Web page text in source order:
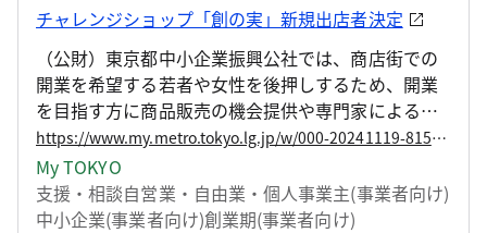
チャレンジショップ「創の実」新規出店者決定
（公財）東京都中小企業振興公社では、商店街での
開業を希望する若者や女性を後押しするため、開業
を目指す方に商品販売の機会提供や専門家による店
舗運営アドバイスを行う東京都チャレンジショップ
「創の実」を運営しています。
https://www.my.metro.tokyo.lg.jp/w/000-20241119-81521169
My TOKYO
支援・相談自営業・自由業・個人事業主(事業者向け)
中小企業(事業者向け)創業期(事業者向け)